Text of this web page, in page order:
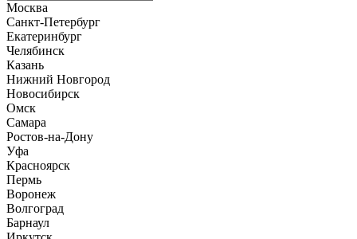
Москва
Санкт-Петербург
Екатеринбург
Челябинск
Казань
Нижний Новгород
Новосибирск
Омск
Самара
Ростов-на-Дону
Уфа
Красноярск
Пермь
Воронеж
Волгоград
Барнаул